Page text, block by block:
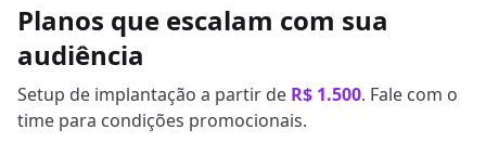
Planos que escalam com sua
audiência
Setup de implantação a partir de R$ 1.500. Fale com o
time para condições promocionais.